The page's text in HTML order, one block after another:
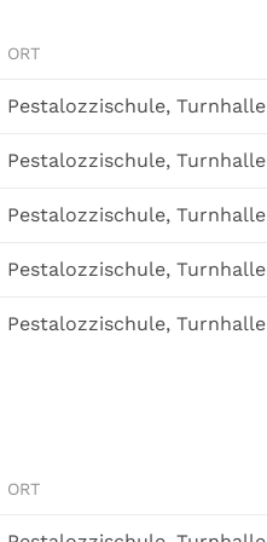
ORT
Pestalozzischule, Turnhalle
Pestalozzischule, Turnhalle
Pestalozzischule, Turnhalle
Pestalozzischule, Turnhalle
Pestalozzischule, Turnhalle
ORT